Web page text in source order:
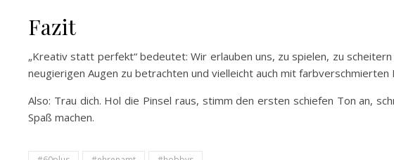
Fazit
„Kreativ statt perfekt“ bedeutet: Wir erlauben uns, zu spielen, zu
neugierigen Augen zu betrachten und vielleicht auch mit farbverschmierten
Also: Trau dich. Hol die Pinsel raus, stimm den ersten schiefen Ton an,
Spaß machen.